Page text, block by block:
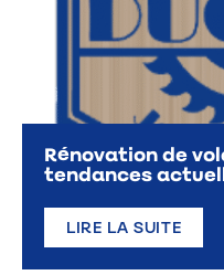
Rénovation de
tendances
LIRE LA SUITE